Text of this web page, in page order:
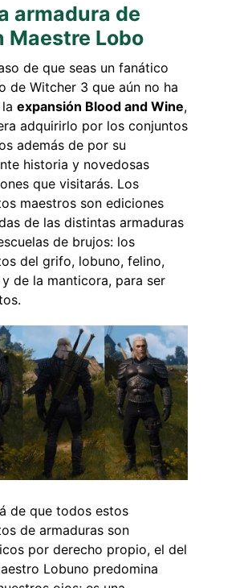
armadura de
Maestre Lobo
de que seas un fanático
de Witcher 3 que aún no ha
expansión Blood and Wine,
adquirirlo por los conjuntos
además de por su
historia y novedosas
que visitarás. Los
maestros son ediciones
de las distintas armaduras
de brujos: los
del grifo, lobuno, felino,
de la manticora, para ser
de que todos estos
de armaduras son
por derecho propio, el del
Lobuno predomina